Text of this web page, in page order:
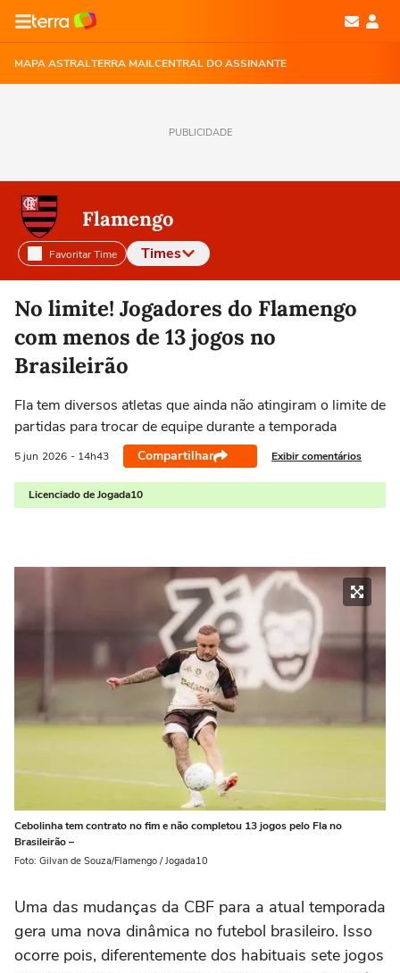
MAPA ASTRALTERRA MAILCENTRAL DO ASSINANTE
PUBLICIDADE
Flamengo
Favoritar Time Times
Selecione o time para ver as notícias
No limite! Jogadores do Flamengo
com menos de 13 jogos no
Brasileirão
Fla tem diversos atletas que ainda não atingiram o limite de
partidas para trocar de equipe durante a temporada
5 jun 2026 - 14h43 Compartilhar Exibir comentários
Licenciado de Jogada10
Cebolinha tem contrato no fim e não completou 13 jogos pelo Fla no
Brasileirão –
Foto: Gilvan de Souza/Flamengo / Jogada10
Uma das mudanças da CBF para a atual temporada
gera uma nova dinâmica no futebol brasileiro. Isso
ocorre pois, diferentemente dos habituais sete jogos